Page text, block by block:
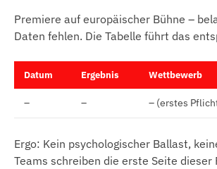
Premiere auf europäischer Bühne –
Daten fehlen. Die Tabelle führt das
Datum Ergebnis Wettbewerb
– – – (erstes
Ergo: Kein psychologischer Ballast,
Teams schreiben die erste Seite dieser